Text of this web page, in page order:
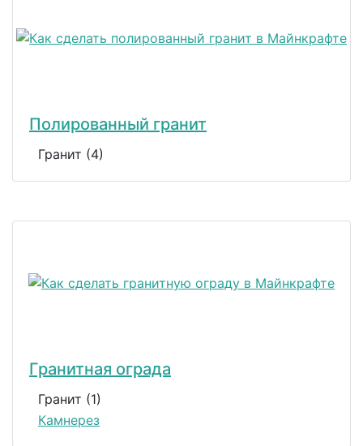
Полированный гранит
Гранит (4)
Гранитная ограда
Гранит (1)
Камнерез